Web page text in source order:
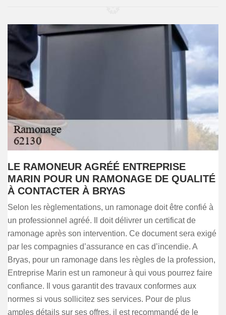
LE RAMONEUR AGRÉÉ ENTREPRISE
MARIN POUR UN RAMONAGE DE QUALITÉ
À CONTACTER À BRYAS
Selon les règlementations, un ramonage doit être confié à
un professionnel agréé. Il doit délivrer un certificat de
ramonage après son intervention. Ce document sera exigé
par les compagnies d’assurance en cas d’incendie. A
Bryas, pour un ramonage dans les règles de la profession,
Entreprise Marin est un ramoneur à qui vous pourrez faire
confiance. Il vous garantit des travaux conformes aux
normes si vous sollicitez ses services. Pour de plus
amples détails sur ses offres, il est recommandé de le